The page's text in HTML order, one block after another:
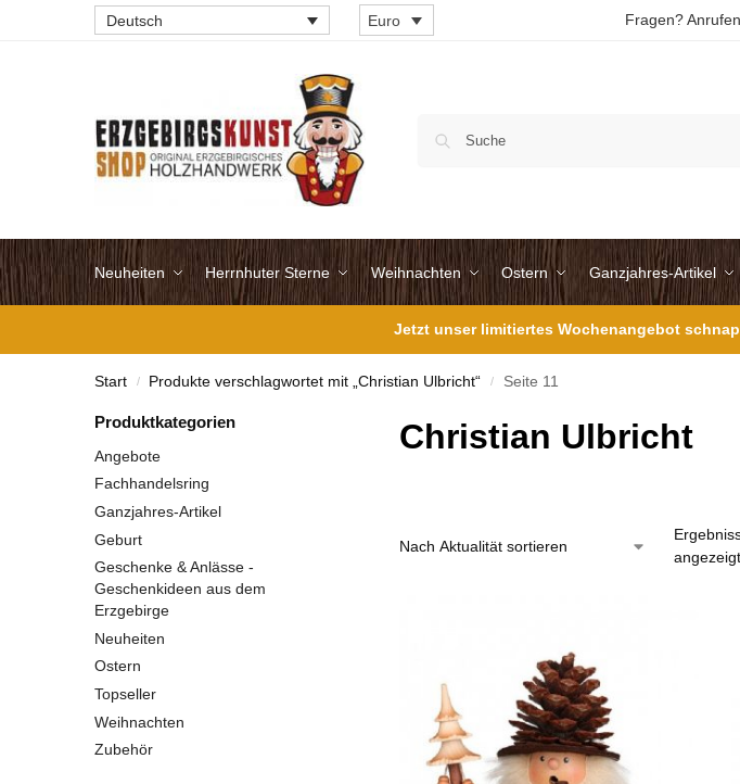
Deutsch Euro Fragen?
Neuheiten Herrnhuter Sterne Weihnachten Ostern Ganzjahres-Artikel
Jetzt unser limitiertes Wochenangebot
Start / Produkte verschlagwortet mit „Christian Ulbricht“ / Seite 11
Christian Ulbricht
angezeigt
Produktkategorien
Angebote
Fachhandelsring
Ganzjahres-Artikel
Geburt
Geschenke & Anlässe -
Geschenkideen aus dem
Erzgebirge
Neuheiten
Ostern
Topseller
Weihnachten
Zubehör